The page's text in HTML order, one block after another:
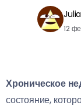
Julia
12
Хроническое
состояние,